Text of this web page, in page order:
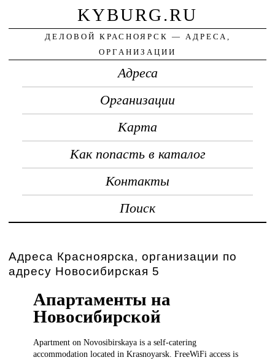
KYBURG.RU
ДЕЛОВОЙ КРАСНОЯРСК — АДРЕСА,
ОРГАНИЗАЦИИ
Адреса
Организации
Карта
Как попасть в каталог
Контакты
Поиск
Адреса Красноярска, организации по
адресу Новосибирская 5
Апартаменты на
Новосибирской
Apartment onNovosibirskaya is a self-catering
accommodation located in Krasnoyarsk. FreeWiFi access is